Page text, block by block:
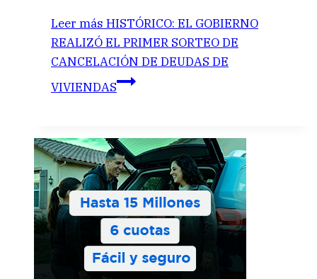
Leer más HISTÓRICO: EL GOBIERNO
REALIZÓ EL PRIMER SORTEO DE
CANCELACIÓN DE DEUDAS DE
VIVIENDAS